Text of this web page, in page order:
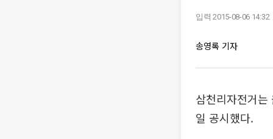
입력 2015-08-06 14:32
송영록 기자
삼천리자전거
일 공시했다.